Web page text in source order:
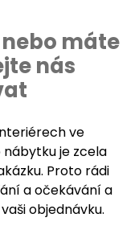
máte
nás
ve
nábytku je zcela
Proto rádi
a očekávání a
objednávku.